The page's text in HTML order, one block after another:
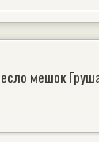
мешок